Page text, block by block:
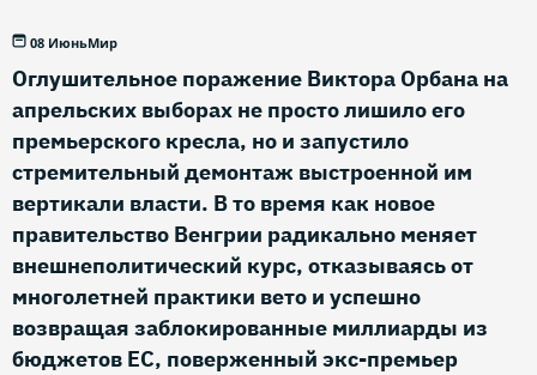
08 ИюньМир
Оглушительное поражение Виктора Орбана на
апрельских выборах не просто лишило его
премьерского кресла, но и запустило
стремительный демонтаж выстроенной им
вертикали власти. В то время как новое
правительство Венгрии радикально меняет
внешнеполитический курс, отказываясь от
многолетней практики вето и успешно
возвращая заблокированные миллиарды из
бюджетов ЕС, поверженный экс-премьер